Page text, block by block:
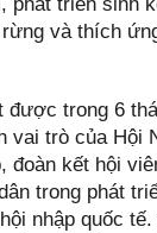
rừng và thích
được trong 6
vai trò của Hội
đoàn kết hội
trong phát
nhập quốc